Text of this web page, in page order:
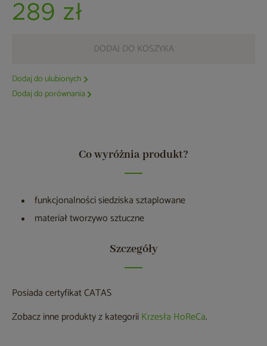
289 zł
DODAJ DO KOSZYKA
Dodaj do ulubionych
Dodaj do porównania
Co wyróżnia produkt?
funkcjonalności siedziska sztaplowane
materiał tworzywo sztuczne
Szczegóły
Posiada certyfikat CATAS
Zobacz inne produkty z kategoriiKrzesła HoReCa.